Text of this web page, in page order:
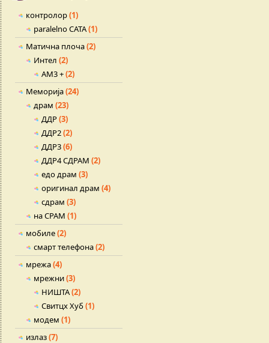
контролор(1)
paralelno САТА(1)
Матична плоча(2)
Интел (2)
АМ3 +(2)
Меморија(24)
драм (23)
ДДР(3)
ДДР2(2)
ДДР3(6)
ДДР4 СДРАМ (2)
едо драм (3)
оригинал драм (4)
сдрам (3)
на СРАМ (1)
мобиле(2)
смарт телефона(2)
мрежа(4)
мрежни(3)
НИШТА(2)
Свитцх Хуб (1)
модем (1)
излаз(7)